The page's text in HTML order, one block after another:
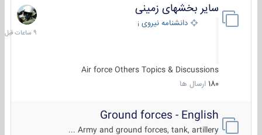
سایر بخشهای زمینی
دانشنامه نیروی زمینی
Air force Others Topics & Discussions
180 ارسال ها
9
ساعات
قبل
Ground forces - English
Army and ground forces, tank, artillery ...